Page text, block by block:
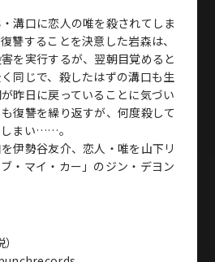
溝口に恋人の唯を殺されてしま
讐することを決意した岩森は、
を実行するが、翌朝目覚めると
同じで、殺したはずの溝口も生
昨日に戻っていることに気づい
復讐を繰り返すが、何度殺して
まい……。
伊勢谷友介、恋人・唯を山下リ
・マイ・カー」のジン・デヨン
14 Jingumae Shibuya-ku
Office
5771-2773